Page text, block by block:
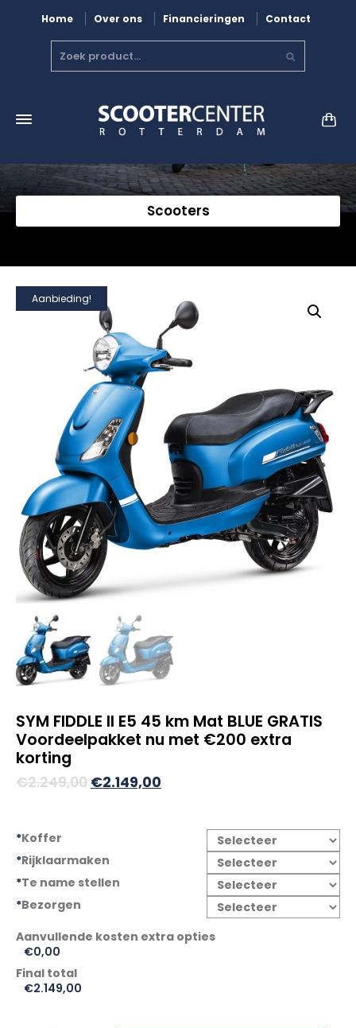
Home Over ons Financieringen Contact
Scooters
Aanbieding!
SYM FIDDLE II E5 45 km Mat BLUE GRATIS
Voordeelpakket nu met €200 extra
korting
€2.249,00 Oorspronkelijke
€2.149,00
€2.149,00.
*Koffer
*Rijklaarmaken
*Te name stellen
*Bezorgen
€0,00
Final total
€2.149,00